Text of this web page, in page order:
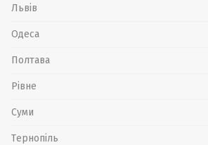
Львів
Одеса
Полтава
Рівне
Суми
Тернопіль